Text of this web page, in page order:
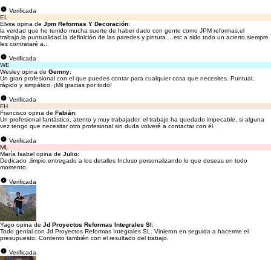
Verificada
EL
Elvira opina de Jpm Reformas Y Decoración:
la verdad que he tenido mucha suerte de haber dado con gente como JPM reformas,el
trabajo,la puntualidad,la definición de las paredes y pintura….etc a sido todo un acierto,siempre
les contrataré a...
Verificada
WE
Wesley opina de Gemny:
Un gran profesional con el que puedes contar para cualquier cosa que necesites. Puntual,
rápido y simpático. ¡Mil gracias por todo!
Verificada
FH
Francisco opina de Fabián:
Un profesional fantástico, atento y muy trabajador, el trabajo ha quedado impecable, si alguna
vez tengo que necesitar otro profesional sin duda volveré a contactar con él.
Verificada
ML
María Isabel opina de Julio:
Dedicado ,limpio,entregado a los detalles Incluso personalizando lo que deseas en todo
momento.
Verificada
Yago opina de Jd Proyectos Reformas Integrales Sl:
Todo genial con Jd Proyectos Reformas Integrales SL. Vinieron en seguida a hacerme el
presupuesto. Contento también con el resultado del trabajo.
Verificada